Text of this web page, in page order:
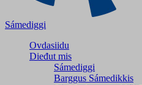
Sámediggi
Ovdasiidu
Dieđut mis
Sámediggi
Barggus Sámedikkis